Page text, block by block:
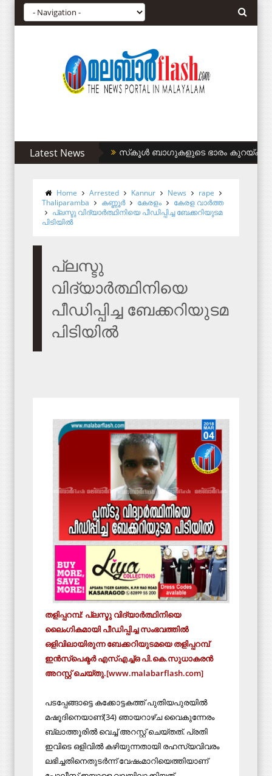
Latest News സിഎഎ അനുകൂലികള്‍ക്ക് കുടിവെള്ളം
Home Arrested Kannur News
rape
Thaliparamba
കണ്ണൂര്‍ കേരളം
കേരള വാര്‍ത്ത
പ്ലസ്ടു വിദ്യാര്‍ത്ഥിനിയെ പീഡിപ്പിച്ച ബേക്കറിയുടമ
പിടിയില്‍
പ്ലസ്ടു
വിദ്യാര്‍ത്ഥിനിയെ
പീഡിപ്പിച്ച ബേക്കറിയുടമ
പിടിയില്‍
തളിപ്പറമ്പ്: പ്ലസ്ടു വിദ്യാര്‍ത്ഥിനിയെ
ലൈംഗികമായി പീഡിപ്പിച്ച സംഭവത്തില്‍
ഒളിവിലായിരുന്ന ബേക്കറിയുടമയെ തളിപ്പറമ്പ്
ഇന്‍സ്‌പെക്ടര്‍ എസ്എച്ച്ഒ പി.കെ.സുധാകരന്‍
അറസ്റ്റ് ചെയ്തു.[www.malabarflash.com]
പടപ്പേങ്ങാട്ടെ കക്കോട്ടകത്ത് പുതിയപുരയില്‍
മഷൂദിനെയാണ്(34) ഞായറാഴ്ച വൈകുന്നേരം
ബ്ലാത്തൂരില്‍ വെച്ച് അറസ്റ്റ് ചെയ്തത്. പ്രതി
ഇവിടെ ഒളിവില്‍ കഴിയുന്നതായി രഹസ്യവിവരം
ലഭിച്ചതിനെതുടര്‍ന്ന് വേഷംമാറിയെത്തിയാണ്